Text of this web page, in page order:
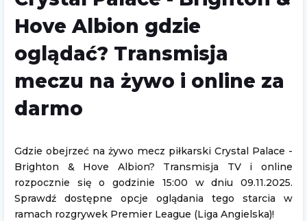
Hove Albion gdzie
oglądać? Transmisja
meczu na żywo i online za
darmo
Gdzie obejrzeć na żywo mecz piłkarski Crystal Palace -
Brighton & Hove Albion? Transmisja TV i online
rozpocznie się o godzinie 15:00 w dniu 09.11.2025.
Sprawdź dostępne opcje oglądania tego starcia w
ramach rozgrywek Premier League (Liga Angielska)!